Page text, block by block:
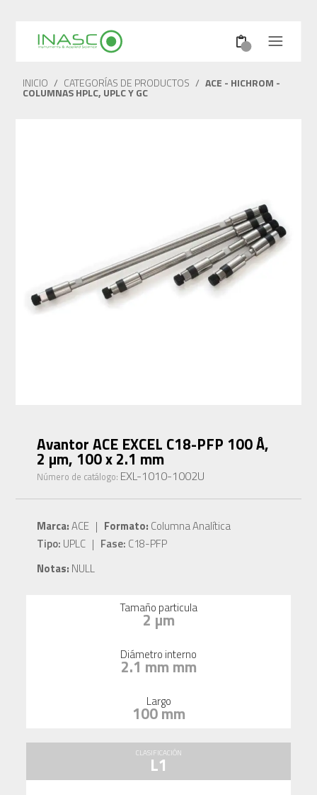
INICIO / CATEGORÍAS DE PRODUCTOS / ACE - HICHROM -
COLUMNAS HPLC, UPLC Y GC
Avantor ACE EXCEL C18-PFP 100 Å,
2 µm, 100 x 2.1 mm
Número de catálogo: EXL-1010-1002U
Marca:ACE | Formato: Columna Analítica
Tipo: UPLC | Fase: C18-PFP
Notas: NULL
Tamaño particula
2 µm
Diámetro interno
2.1 mm mm
Largo
100 mm
CLASIFICACIÓN
L1